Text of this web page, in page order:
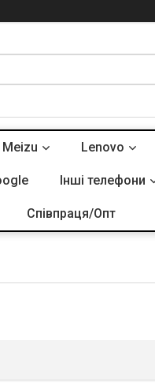
Meizu Lenovo
Інші телефони
Співпраця/Опт